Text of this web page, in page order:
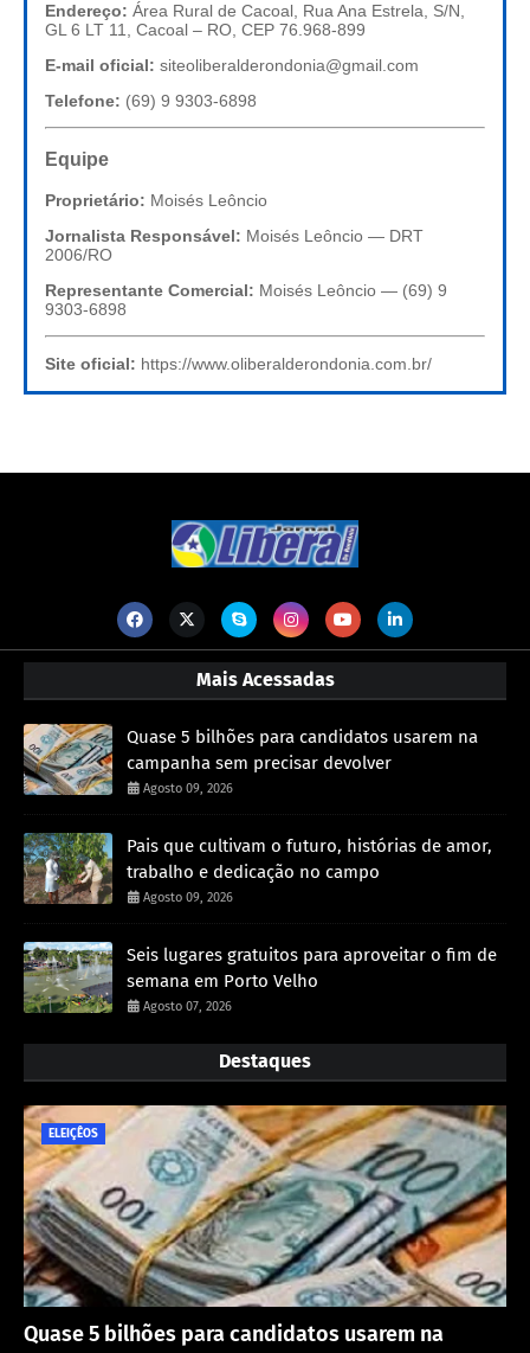
Endereço: Área Rural de Cacoal, Rua Ana Estrela, S/N,
GL 6 LT 11, Cacoal – RO, CEP 76.968-899
E-mail oficial: siteoliberalderondonia@gmail.com
Telefone: (69) 9 9303-6898
Equipe
Proprietário: Moisés Leôncio
Jornalista Responsável: Moisés Leôncio — DRT
2006/RO
Representante Comercial: Moisés Leôncio — (69) 9
9303-6898
Site oficial: https://www.oliberalderondonia.com.br/
Mais Acessadas
Quase 5 bilhões para candidatos usarem na
campanha sem precisar devolver
Agosto 09, 2026
Pais que cultivam o futuro, histórias de amor,
trabalho e dedicação no campo
Agosto 09, 2026
Seis lugares gratuitos para aproveitar o fim de
semana em Porto Velho
Agosto 07, 2026
Destaques
ELEIÇÊOS
Quase 5 bilhões para candidatos usarem na